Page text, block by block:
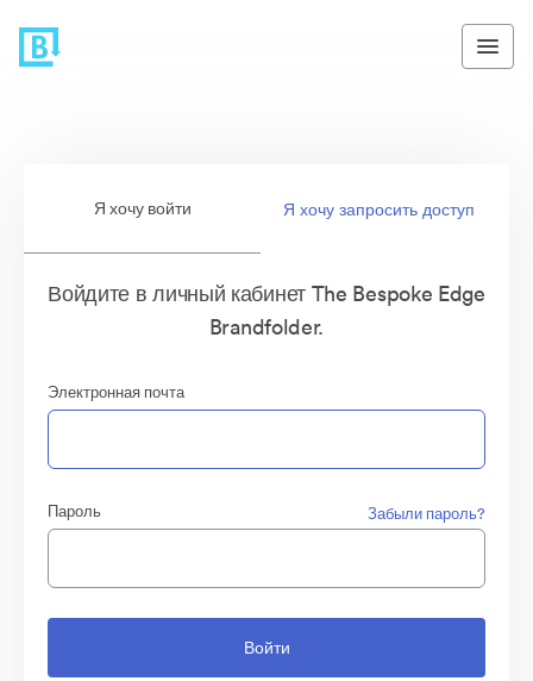
Я хочу войти Я хочу запросить доступ
Войдите в личный кабинет The Bespoke Edge
Brandfolder.
Электронная почта
Пароль Забыли пароль?